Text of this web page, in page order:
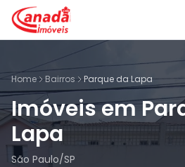
Home Bairros Parque da Lapa
Imóveis em
Lapa
São Paulo/SP